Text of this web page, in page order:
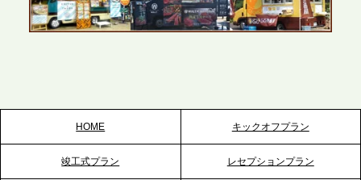
2026.5.22
2026.5.20
プレスリリースのご案内｜ケータリングのセカンド
HOME キックオフプラン
竣工式プラン レセプションプラン